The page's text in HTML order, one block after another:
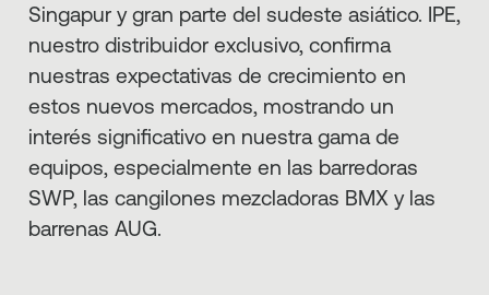
Singapur y gran parte del sudeste asiático. IPE,
nuestro distribuidor exclusivo, confirma
nuestras expectativas de crecimiento en
estos nuevos mercados, mostrando un
interés significativo en nuestra gama de
equipos, especialmente en las barredoras
SWP, las cangilones mezcladoras BMX y las
barrenas AUG.